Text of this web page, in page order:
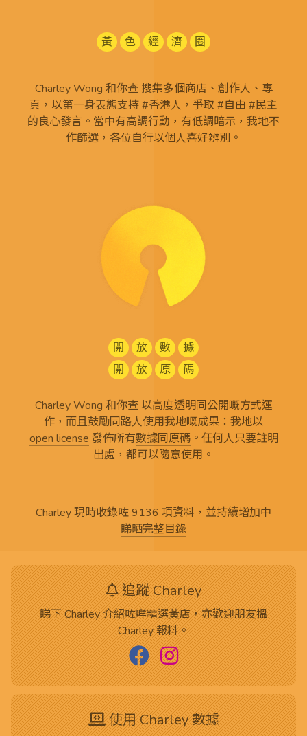
黃 色 經 濟 圈
Charley Wong 和你查 搜集多個商店、創作人、專
頁，以第一身表態支持 #香港人，爭取 #自由 #民主
的良心發言。當中有高調行動，有低調暗示，我地不
作篩選，各位自行以個人喜好辨別。
開 放 數
據
開
放 原 碼
Charley Wong 和你查 以高度透明同公開嘅方式運
作，而且鼓勵同路人使用我地嘅成果：我地以
open license 發佈所有數據同原碼。任何人只要註明
出處，都可以隨意使用。
Charley 現時收錄咗 9136 項資料，並持續增加中
睇晒完整目錄
追蹤 Charley
睇下 Charley 介紹咗咩精選黃店，亦歡迎朋友搵
Charley 報料。
使用 Charley 數據